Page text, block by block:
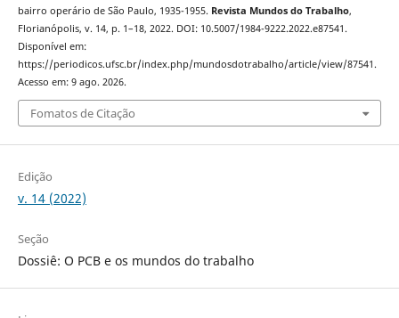
bairro operário de São Paulo, 1935-1955. Revista Mundos do Trabalho,
Florianópolis, v. 14, p. 1–18, 2022. DOI: 10.5007/1984-9222.2022.e87541.
Disponível em:
https://periodicos.ufsc.br/index.php/mundosdotrabalho/article/view/87541.
Acesso em: 9 ago. 2026.
Fomatos de Citação
Edição
v. 14 (2022)
Seção
Dossiê: O PCB e os mundos do trabalho